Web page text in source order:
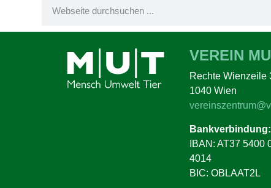
VEREIN
Rechte Wienzeile
1040 Wien
Bankverbindung:
IBAN: AT37 5400
4014
BIC: OBLAAT2L